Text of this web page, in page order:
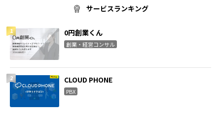
サービスランキング
0円創業くん
創業・経営コンサル
CLOUD PHONE
PBX